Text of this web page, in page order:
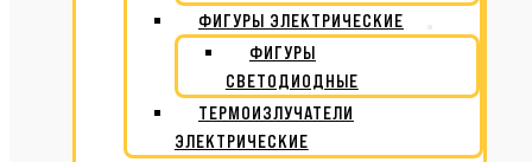
ФИГУРЫ ЭЛЕКТРИЧЕСКИЕ
ФИГУРЫ
СВЕТОДИОДНЫЕ
ТЕРМОИЗЛУЧАТЕЛИ
ЭЛЕКТРИЧЕСКИЕ